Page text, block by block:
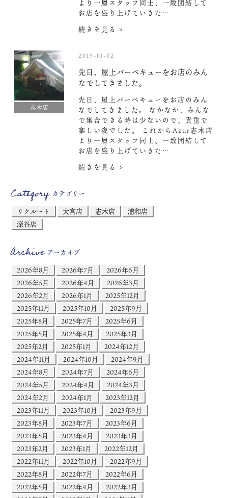
より一層スタッフ同士、一致団結して
お店を盛り上げていきた…
続きを見る >
志木店
2019-10-02
先日、屋上バーベキューをお店のみん
なでしてきました。
先日、屋上バーベキューをお店のみん
なでしてきました。 なかなか、みんな
で集合できる時は少ないので、貴重で
楽しい夜でした。 これからAzur志木店
より一層スタッフ同士、一致団結して
お店を盛り上げていきた…
続きを見る >
Categoryカテゴリー
リクルート
大宮店 志木店
浦和店
深谷店
Archiveアーカイブ
2026年8月
2026年7月
2026年6月
2026年5月
2026年4月
2026年3月
2026年2月
2026年1月
2025年12月
2025年11月
2025年10月
2025年9月
2025年8月
2025年7月
2025年6月
2025年5月
2025年4月
2025年3月
2025年2月
2025年1月
2024年12月
2024年11月
2024年10月
2024年9月
2024年8月
2024年7月
2024年6月
2024年5月
2024年4月
2024年3月
2024年2月
2024年1月
2023年12月
2023年11月
2023年10月
2023年9月
2023年8月
2023年7月
2023年6月
2023年5月
2023年4月
2023年3月
2023年2月
2023年1月
2022年12月
2022年11月
2022年10月
2022年9月
2022年8月
2022年7月
2022年6月
2022年5月
2022年4月
2022年3月